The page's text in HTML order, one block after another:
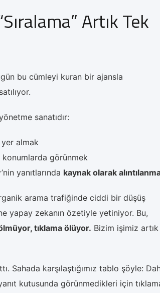
Artık Tek
bu cümleyi kuran bir ajansla
sanatıdır:
yer almak
konumlarda görünmek
yanıtlarında kaynak olarak
arama trafiğinde ciddi bir düşüş
yapay zekanın özetiyle yetiniyor. Bu,
tıklama ölüyor. Bizim işimiz artık
Sahada karşılaştığımız tablo şöyle:
kutusunda görünmedikleri için